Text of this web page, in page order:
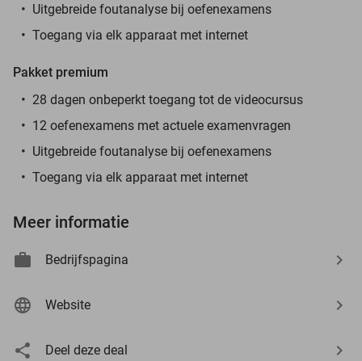
Uitgebreide foutanalyse bij oefenexamens
Toegang via elk apparaat met internet
Pakket premium
28 dagen onbeperkt toegang tot de videocursus
12 oefenexamens met actuele examenvragen
Uitgebreide foutanalyse bij oefenexamens
Toegang via elk apparaat met internet
Meer informatie
Bedrijfspagina
Website
Deel deze deal